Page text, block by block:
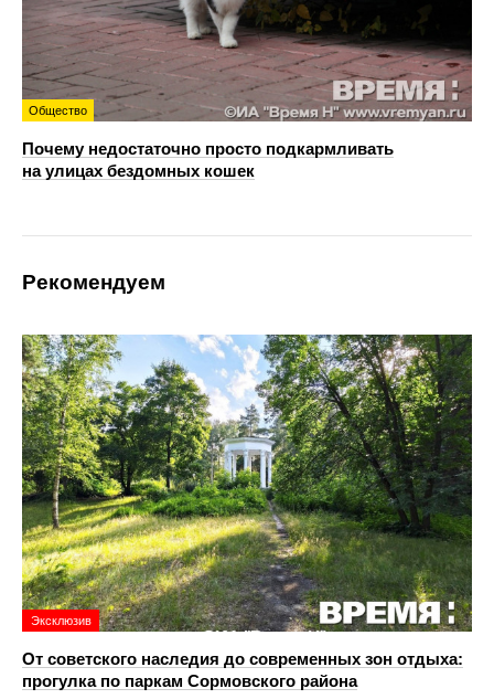
Общество
Почему недостаточно просто подкармливать
на улицах бездомных кошек
Рекомендуем
Эксклюзив
От советского наследия до современных зон отдыха:
прогулка по паркам Сормовского района